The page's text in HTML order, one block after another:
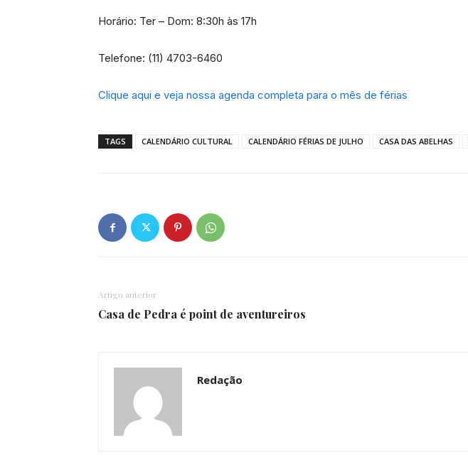
Horário: Ter – Dom: 8:30h às 17h
Telefone: (11) 4703-6460
Clique aqui e veja nossa agenda completa para o mês de férias
TAGS CALENDÁRIO CULTURAL CALENDÁRIO FÉRIAS DE JULHO CASA DAS ABELHAS
Artigo anterior
Casa de Pedra é point de aventureiros
Redação